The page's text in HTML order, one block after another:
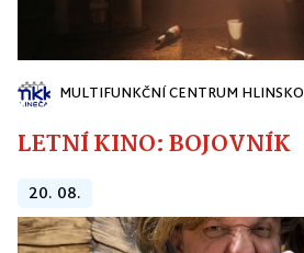
MULTIFUNKČNÍ CENTRUM HLINSKO
LETNÍ KINO: BOJOVNÍK
20. 08.